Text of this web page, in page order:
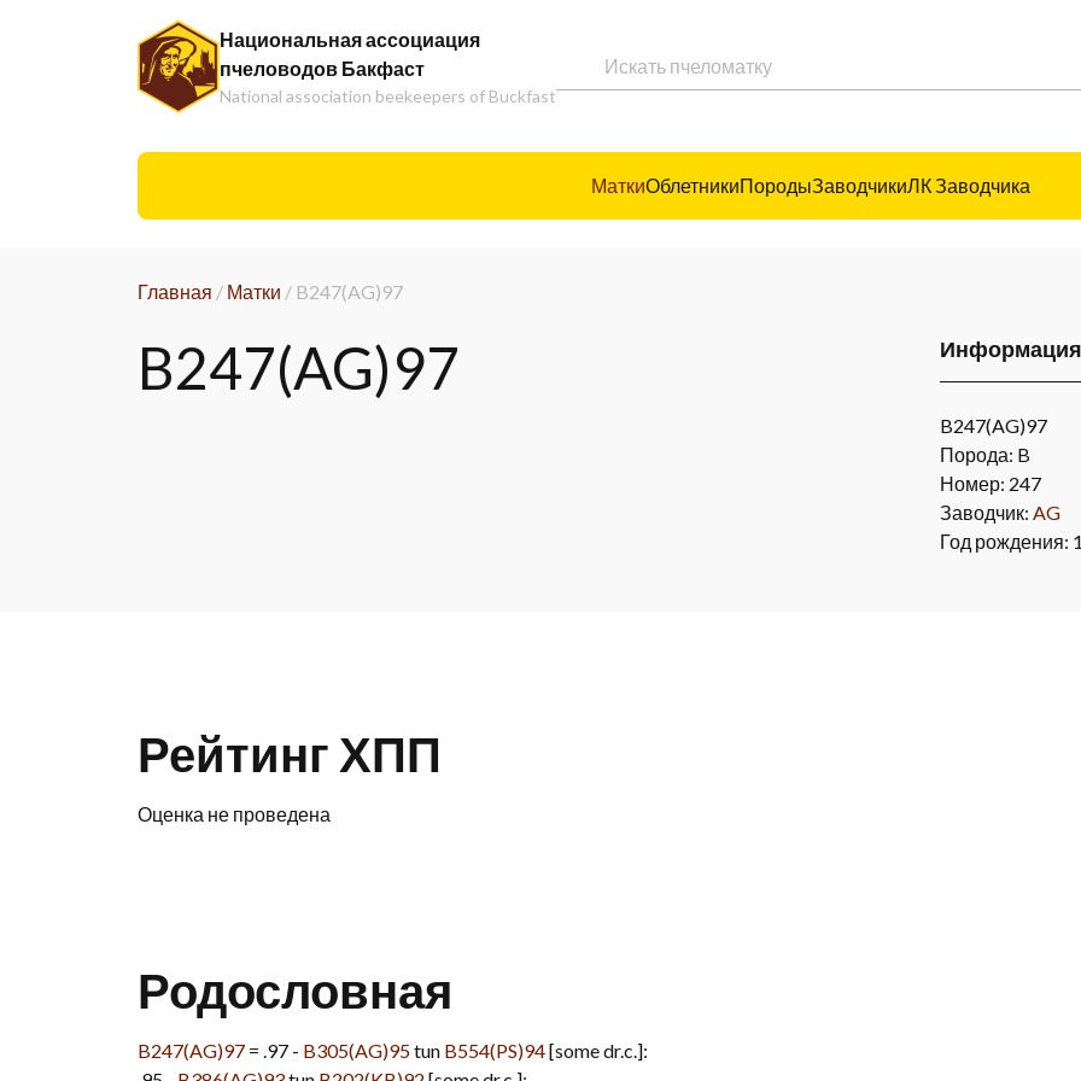
Национальная ассоциация
пчеловодов Бакфаст
National association beekeepers of Buckfast
МаткиОблетникиПородыЗаводчикиЛК Заводчика
Главная / Матки / B247(AG)97
B247(AG)97 Информация
B247(AG)97
Порода: B
Номер: 247
Заводчик: AG
Год рождения:
Рейтинг ХПП
Оценка не проведена
Родословная
B247(AG)97 = .97 - B305(AG)95tun B554(PS)94[some dr.c.]: